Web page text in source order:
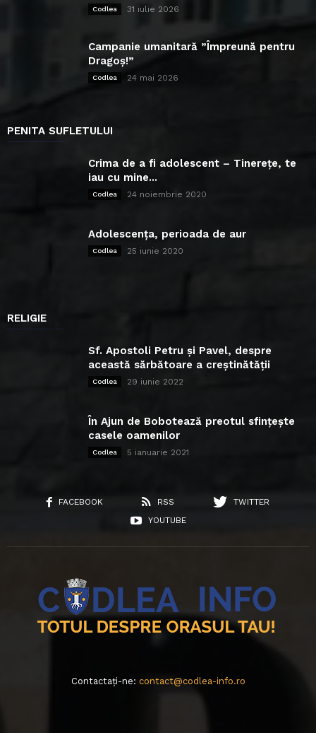
Codlea 31 iulie 2026
Campanie umanitară ”Împreună pentru
Dragoș!”
Codlea 24 mai 2026
PENITA SUFLETULUI
Crima de a fi adolescent – Tinerețe, te
iau cu mine...
Codlea 24 noiembrie 2020
Adolescența, perioada de aur
Codlea 25 iunie 2020
RELIGIE
Sf. Apostoli Petru și Pavel, despre
această sărbătoare a creștinătății
Codlea 29 iunie 2022
În Ajun de Bobotează preotul sfințește
casele oamenilor
Codlea 5 ianuarie 2021
FACEBOOK RSS
TWITTER
YOUTUBE
Contactați-ne: contact@codlea-info.ro